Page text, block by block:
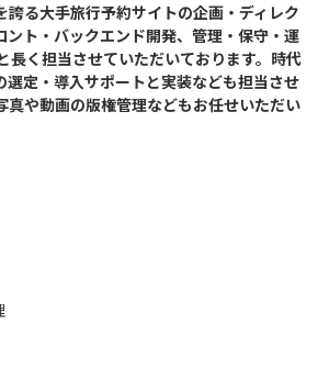
誇る大手旅行予約サイトの企画・ディレク
ント・バックエンド開発、管理・保守・運
長く担当させていただいております。時代
選定・導入サポートと実装なども担当させ
真や動画の版権管理などもお任せいただい